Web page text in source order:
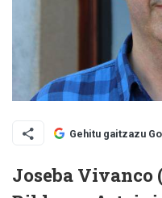
Gehitu gaitzazu
Joseba Vivanco